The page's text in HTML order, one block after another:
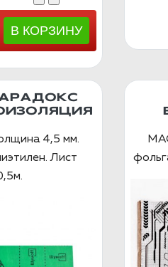
4,5 мм.
Лист